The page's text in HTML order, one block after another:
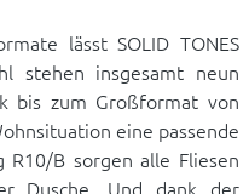
lässt SOLID TONES
stehen insgesamt neun
bis zum Großformat von
eine passende
B sorgen alle Fliesen
Dusche. Und dank der